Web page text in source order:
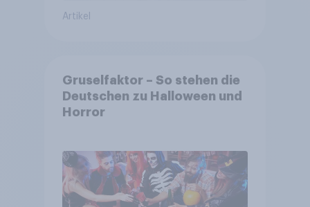
Artikel
Gruselfaktor – So stehen die
Deutschen zu Halloween und
Horror